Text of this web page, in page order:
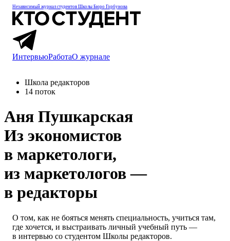
Независимый журнал студентов Школы Бюро Горбунова
ИнтервьюРаботаО журнале
Школа редакторов
14 поток
Аня Пушкарская
Из экономистов
в маркетологи,
из маркетологов —
в редакторы
О том, как не бояться менять специальность, учиться там,
где хочется, и выстраивать личный учебный путь —
в интервью со студентом Школы редакторов.